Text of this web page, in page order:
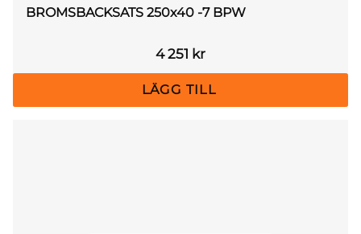
BROMSBACKSATS 250x40 -7 BPW
4 251 kr